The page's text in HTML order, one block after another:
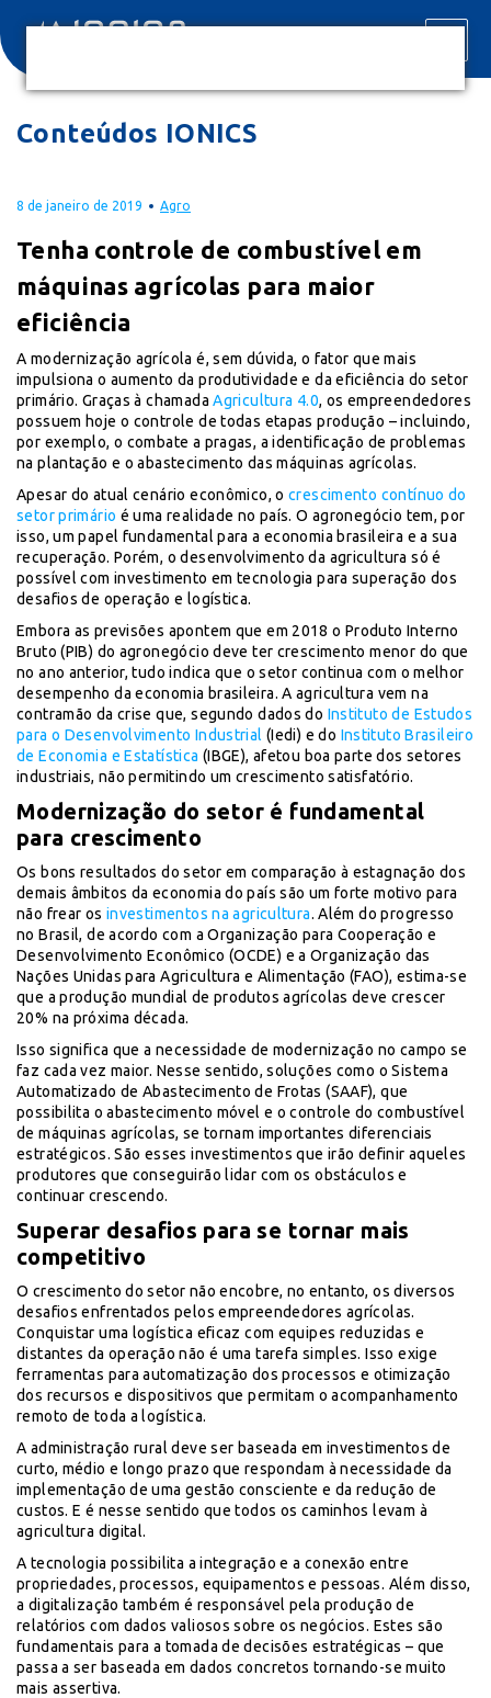
Conteúdos IONICS
8 de janeiro de 2019 Agro
Tenha controle de combustível em
máquinas agrícolas para maior
eficiência
A modernização agrícola é, sem dúvida, o fator que mais
impulsiona o aumento da produtividade e da eficiência do setor
primário. Graças à chamadaAgricultura 4.0, os empreendedores
possuem hoje o controle de todas etapas produção – incluindo,
por exemplo, o combate a pragas, a identificação de problemas
na plantação e o abastecimento das máquinas agrícolas.
Apesar do atual cenário econômico, ocrescimento contínuo do
setor primário é uma realidade no país. O agronegócio tem, por
isso, um papel fundamental para a economia brasileira e a sua
recuperação. Porém, o desenvolvimento da agricultura só é
possível com investimento em tecnologia para superação dos
desafios de operação e logística.
Embora as previsões apontem que em 2018 o Produto Interno
Bruto (PIB) do agronegócio deve ter crescimento menor do que
no ano anterior, tudo indica que o setor continua com o melhor
desempenho da economia brasileira. A agricultura vem na
contramão da crise que, segundo dados do Instituto de Estudos
para o Desenvolvimento Industrial (Iedi) e do Instituto Brasileiro
de Economia e Estatística (IBGE), afetou boa parte dos setores
industriais, não permitindo um crescimento satisfatório.
Modernização do setor é fundamental
para crescimento
Os bons resultados do setor em comparação à estagnação dos
demais âmbitos da economia do país são um forte motivo para
não frear os investimentos na agricultura. Além do progresso
no Brasil, de acordo com a Organização para Cooperação e
Desenvolvimento Econômico (OCDE) e a Organização das
Nações Unidas para Agricultura e Alimentação (FAO), estima-se
que a produção mundial de produtos agrícolas deve crescer
20% na próxima década.
Isso significa que a necessidade de modernização no campo se
faz cada vez maior. Nesse sentido, soluções como o Sistema
Automatizado de Abastecimento de Frotas (SAAF), que
possibilita o abastecimento móvel e o controle do combustível
de máquinas agrícolas, se tornam importantes diferenciais
estratégicos. São esses investimentos que irão definir aqueles
produtores que conseguirão lidar com os obstáculos e
continuar crescendo.
Superar desafios para se tornar mais
competitivo
O crescimento do setor não encobre, no entanto, os diversos
desafios enfrentados pelos empreendedores agrícolas.
Conquistar uma logística eficaz com equipes reduzidas e
distantes da operação não é uma tarefa simples. Isso exige
ferramentas para automatização dos processos e otimização
dos recursos e dispositivos que permitam o acompanhamento
remoto de toda a logística.
A administração rural deve ser baseada em investimentos de
curto, médio e longo prazo que respondam à necessidade da
implementação de uma gestão consciente e da redução de
custos. E é nesse sentido que todos os caminhos levam à
agricultura digital.
A tecnologia possibilita a integração e a conexão entre
propriedades, processos, equipamentos e pessoas. Além disso,
a digitalização também é responsável pela produção de
relatórios com dados valiosos sobre os negócios. Estes são
fundamentais para a tomada de decisões estratégicas – que
passa a ser baseada em dados concretos tornando-se muito
mais assertiva.